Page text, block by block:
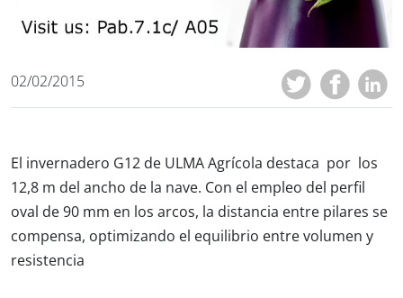
02/02/2015
El invernadero G12 de ULMA Agrícola destaca por los
12,8 m del ancho de la nave. Con el empleo del perfil
oval de 90 mm en los arcos, la distancia entre pilares se
compensa, optimizando el equilibrio entre volumen y
resistencia